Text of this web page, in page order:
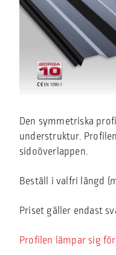
Den symmetriska
understruktur.
sidoöverlappen.
Beställ i valfri längd
Priset gäller endast
Profilen lämpar sig